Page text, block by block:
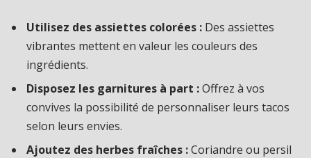
Utilisez des assiettes colorées : Des assiettes
vibrantes mettent en valeur les couleurs des
ingrédients.
Disposez les garnitures à part :Offrez à vos
convives la possibilité de personnaliser leurs tacos
selon leurs envies.
Ajoutez des herbes fraîches :Coriandre ou persil